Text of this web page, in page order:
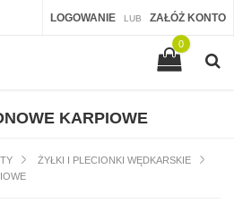
LOGOWANIE LUB ZAŁÓŻ KONTO
0
KARPIOWE
ŻYŁKI I PLECIONKI WĘDKARSKIE